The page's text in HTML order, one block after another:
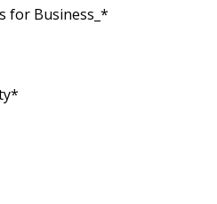
for Business_*